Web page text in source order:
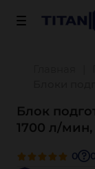
Блок
1700 л/мин,
0 0